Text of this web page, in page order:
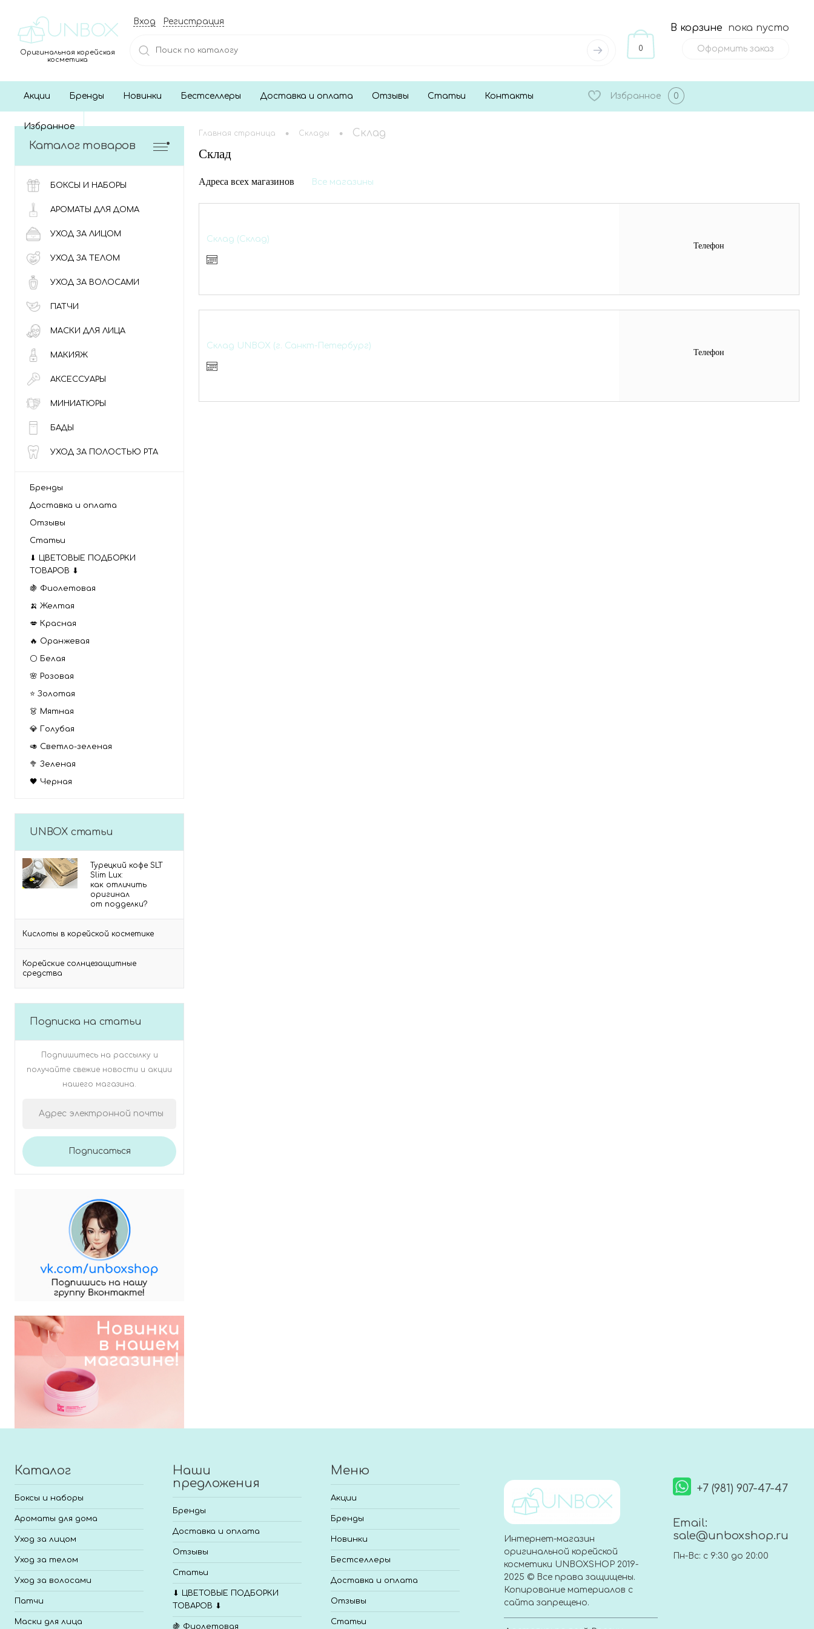
Оригинальная корейская
косметика
Вход Регистрация
0
В корзине пока пусто
Оформить заказ
Акции Бренды Новинки Бестселлеры Доставка и оплата Отзывы Статьи Контакты
Избранное
Избранное 0
Каталог товаров
БОКСЫ И НАБОРЫ
АРОМАТЫ ДЛЯ ДОМА
УХОД ЗА ЛИЦОМ
УХОД ЗА ТЕЛОМ
УХОД ЗА ВОЛОСАМИ
ПАТЧИ
МАСКИ ДЛЯ ЛИЦА
МАКИЯЖ
АКСЕССУАРЫ
МИНИАТЮРЫ
БАДЫ
УХОД ЗА ПОЛОСТЬЮ РТА
Бренды
Доставка и оплата
Отзывы
Статьи
⬇ ЦВЕТОВЫЕ ПОДБОРКИ
ТОВАРОВ ⬇
🍇 Фиолетовая
🍌 Желтая
💋 Красная
🔥 Оранжевая
⚪ Белая
🌸 Розовая
⭐ Золотая
👗 Мятная
💎 Голубая
🥑 Светло-зеленая
🥦 Зеленая
🖤 Черная
UNBOX статьи
Турецкий кофе SLT
Slim Lux:
как отличить
оригинал
от подделки?
Кислоты в корейской косметике
Корейские солнцезащитные
средства
Подписка на статьи
Подпишитесь на рассылку и
получайте свежие новости и акции
нашего магазина.
Главная страница • Склады • Склад
Склад
Адреса всех магазинов Все магазины
Склад (Склад)
Телефон
Склад UNBOX (г. Санкт-Петербург)
Телефон
Каталог
Боксы и наборы
Ароматы для дома
Уход за лицом
Уход за телом
Уход за волосами
Патчи
Маски для лица
Наши
предложения
Бренды
Доставка и оплата
Отзывы
Статьи
⬇ ЦВЕТОВЫЕ ПОДБОРКИ
ТОВАРОВ ⬇
🍇 Фиолетовая
Меню
Акции
Бренды
Новинки
Бестселлеры
Доставка и оплата
Отзывы
Статьи
Интернет-магазин
оригинальной корейской
косметики UNBOXSHOP 2019-
2025 © Все права защищены.
Копирование материалов с
сайта запрещено.
+7 (981) 907-47-47
Email:
sale@unboxshop.ru
Пн-Вс: с 9:30 до 20:00